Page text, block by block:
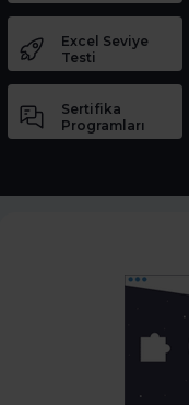
Excel Seviye
Testi
Sertifika
Programları